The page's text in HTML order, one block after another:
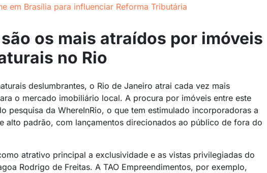
em Brasília para influenciar Reforma Tributária
os mais atraídos por imóveis
no Rio
deslumbrantes, o Rio de Janeiro atrai cada vez mais
o mercado imobiliário local. A procura por imóveis entre este
pesquisa da WhereInRio, o que tem estimulado incorporadoras a
alto padrão, com lançamentos direcionados ao público de fora do
atrativo principal a exclusividade e as vistas privilegiadas do
Rodrigo de Freitas. A TAO Empreendimentos, por exemplo,